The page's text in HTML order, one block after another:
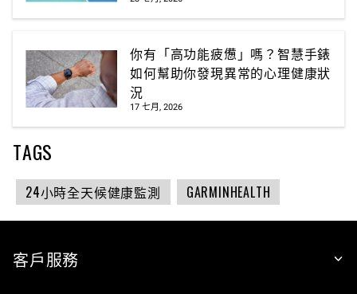
你有「高功能疲憊」嗎？智慧手錶
如何幫助你發現異常的心理健康狀
況
17 七月, 2026
TAGS
24小時全天候健康監測 GARMINHEALTH
客戶服務